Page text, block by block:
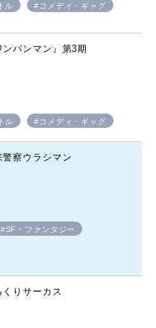
ル
#コメディ・ギャグ
ンパンマン』第3期
ル #コメディ・ギャグ
警察ウラシマン
#SF・ファンタジー
くりサーカス